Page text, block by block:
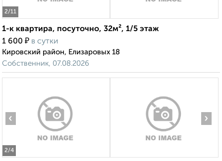
2/11
1-к квартира, посуточно, 32м², 1/5 этаж
1 600 ₽ в сутки
Кировский район, Елизаровых 18
Собственник, 07.08.2026
2/4
‹ ›